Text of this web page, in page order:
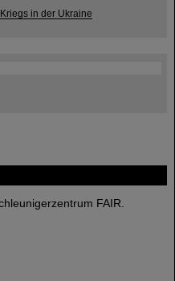
FAIR.
in der Ukraine